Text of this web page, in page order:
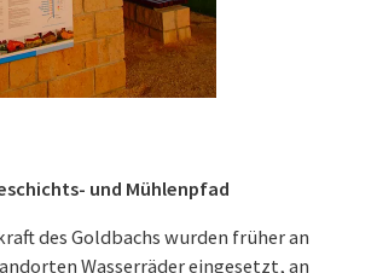
und Mühlenpfad
des Goldbachs wurden früher an
Wasserräder eingesetzt, an